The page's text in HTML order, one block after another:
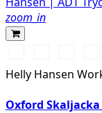
zoom_in
BLACKNAVY
STONE
BLUE
Helly Hansen
Oxford